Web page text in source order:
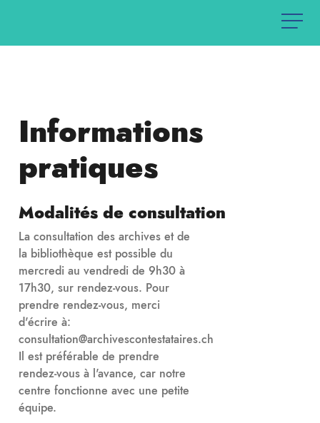
Informations
pratiques
Modalités de consultation
La consultation des archives et de
la bibliothèque est possible du
mercredi au vendredi de 9h30 à
17h30, sur rendez-vous. Pour
prendre rendez-vous, merci
d'écrire à:
consultation@archivescontestataires.ch
Il est préférable de prendre
rendez-vous à l'avance, car notre
centre fonctionne avec une petite
équipe.